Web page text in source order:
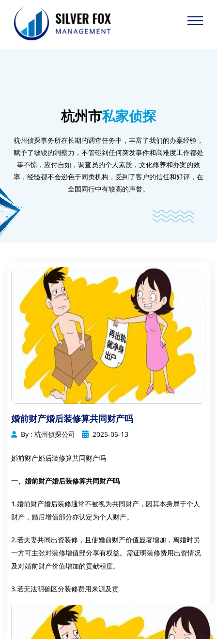
杭州市私家侦探
杭州侦探事务所在长期的调查任务中，丰富了我们的办案经验，
赋予了敏锐的洞察力，不管碰到任何突发事件和高难度工作都处
事不惊，应付自如，调查员的个人素质，文化修养和办案的效
率，经验都不会逊色于同类机构，受到了客户的信任和好评，在
全国同行中有较高的声誉。
婚前财产婚后装修算共同财产吗
By : 杭州侦探公司 2025-05-13
婚前财产婚后装修算共同财产吗
一、婚前财产婚后装修算共同财产吗
1.婚前财产婚后装修通常不被视为共同财产，因其本身属于个人
财产，婚后增值部分亦认定为个人财产。
2.若夫妻共同出资装修，且使婚前财产价值显著增加，离婚时另
一方可主张对装修增值部分享有权益。需证明装修费用出资情况
及对婚前财产价值增加的贡献程度。
3.若无法明确区分装修费用来源及贡